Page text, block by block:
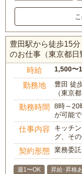
豊田駅から徒歩15
のお仕事（東京都日
時給 1,500〜
勤務地
豊田 徒
（東京
勤務時間
8時～20
が可能
仕事内容
キッチ
グ、そ
契約形態 業務委託
週1〜OK 昇給･昇格